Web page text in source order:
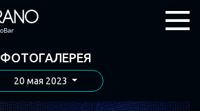
ФОТОГАЛЕРЕЯ
20 мая 2023